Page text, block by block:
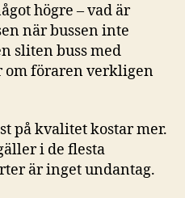
högre – vad är
när bussen inte
sliten buss med
om föraren verkligen
på kvalitet kostar mer.
i de flesta
är inget undantag.